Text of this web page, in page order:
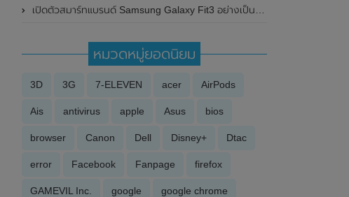
เปิดตัวสมาร์ทแบรนด์ Samsung Galaxy Fit3 อย่างเป็นทางการ ในราคาเพียง 1,990 บาทเท่านั้น
หมวดหมู่ยอดนิยม
3D 3G 7-ELEVEN acer AirPods
Ais antivirus apple Asus bios
browser Canon Dell Disney+ Dtac
error Facebook Fanpage firefox
GAMEVIL Inc. google google chrome